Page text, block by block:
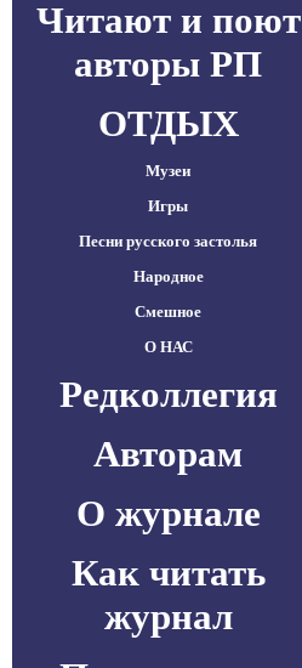
Читают и поют
авторы РП
ОТДЫХ
Музеи
Игры
Песни русского застолья
Народное
Смешное
О НАС
Редколлегия
Авторам
О журнале
Как читать
журнал